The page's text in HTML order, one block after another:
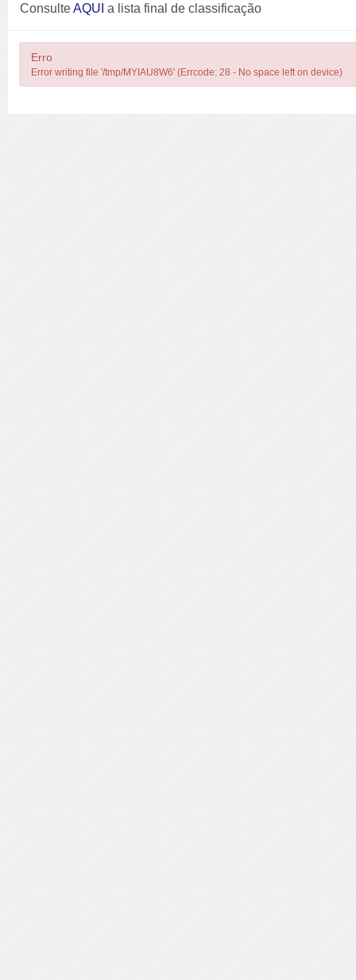
ConsulteAQUI a lista final de classificação
Erro
Error writing file '/tmp/MYIAU8W6' (Errcode: 28 - No space left on device)